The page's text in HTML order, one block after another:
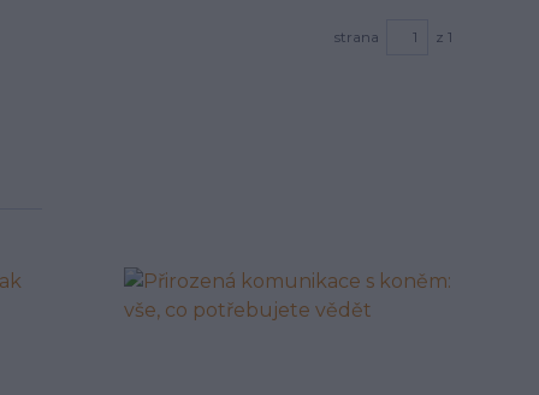
strana z 1